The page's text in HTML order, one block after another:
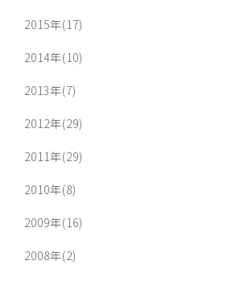
2015年(17)
2014年(10)
2013年(7)
2012年(29)
2011年(29)
2010年(8)
2009年(16)
2008年(2)